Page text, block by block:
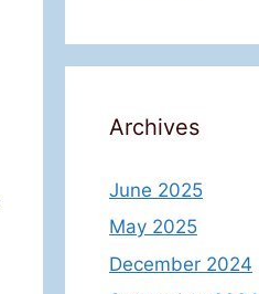
Archives
June 2025
May 2025
December 2024